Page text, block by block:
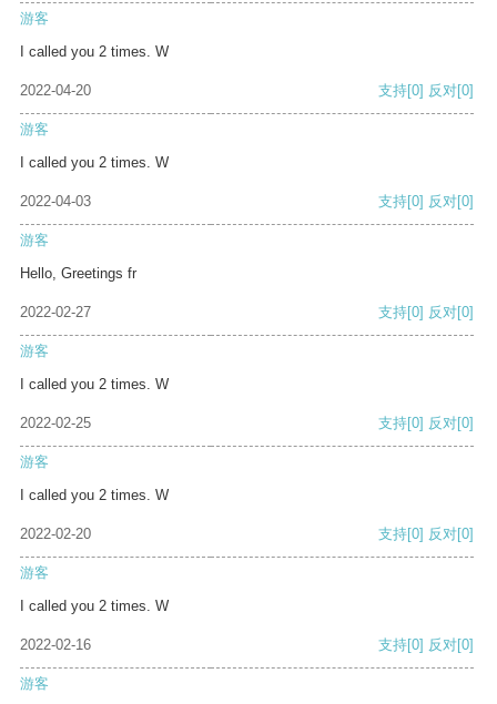
游客
I called you 2 times. W
2022-04-20 支持[0] 反对[0]
游客
I called you 2 times. W
2022-04-03 支持[0] 反对[0]
游客
Hello, Greetings fr
2022-02-27 支持[0] 反对[0]
游客
I called you 2 times. W
2022-02-25 支持[0] 反对[0]
游客
I called you 2 times. W
2022-02-20 支持[0] 反对[0]
游客
I called you 2 times. W
2022-02-16 支持[0] 反对[0]
游客